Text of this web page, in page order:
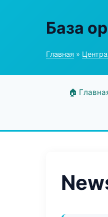
База
Главная »
🏠